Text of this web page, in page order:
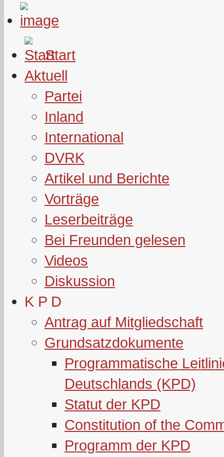
Start
Aktuell
Partei
Inland
International
DVRK
Artikel und Berichte
Vorträge
Leserbeiträge
Bei Freunden gelesen
Videos
Diskussion
K P D
Antrag auf Mitgliedschaft
Grundsatzdokumente
Programmatische
Deutschlands (KPD)
Statut der KPD
Constitution of the
Programm der KPD